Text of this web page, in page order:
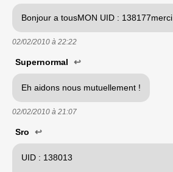
Bonjour a tousMON UID : 138177merci
02/02/2010 à 22:22
Supernormal ↩
Eh aidons nous mutuellement !
02/02/2010 à 21:07
Sro ↩
UID : 138013